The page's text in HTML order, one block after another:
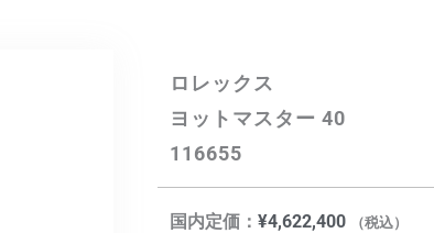
ロレックス
ヨットマスター 40
116655
国内定価： ¥4,622,400 （税込）